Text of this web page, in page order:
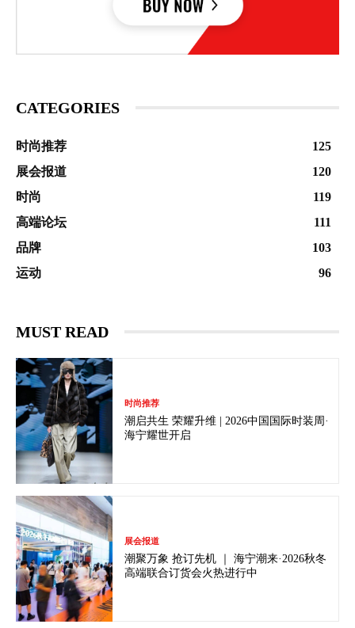
CATEGORIES
时尚推荐
125
展会报道
120
时尚
119
高端论坛
111
品牌
103
运动
96
MUST READ
时尚推荐
潮启共生 荣耀升维 | 2026中国国际时装周·
海宁耀世开启
展会报道
潮聚万象 抢订先机 ｜ 海宁潮来·2026秋冬
高端联合订货会火热进行中